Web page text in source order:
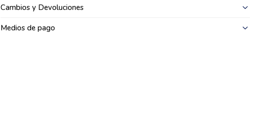
Cambios y Devoluciones
Medios de pago